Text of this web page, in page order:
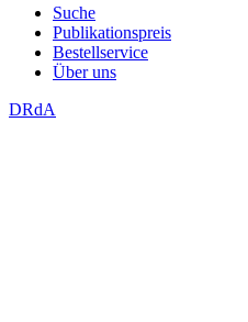
Suche
Publikationspreis
Bestellservice
Über uns
DRdA